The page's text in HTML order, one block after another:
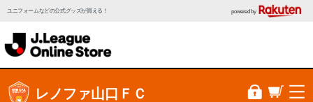
ユニフォームなどの公式グッズが買える！ powered by
レノファ山口ＦＣ